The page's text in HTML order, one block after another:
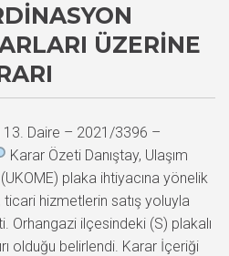
ÜZERINE
13. Daire – 2021/3396 –
Karar Özeti Danıştay, Ulaşım
plaka ihtiyacına yönelik
ticari hizmetlerin satış yoluyla
Orhangazi ilçesindeki (S) plakalı
olduğu belirlendi. Karar İçeriği